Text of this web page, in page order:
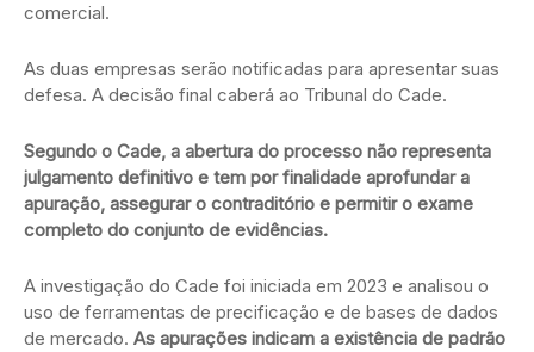
comercial.
As duas empresas serão notificadas para apresentar suas
defesa. A decisão final caberá ao Tribunal do Cade.
Segundo o Cade, a abertura do processo não representa
julgamento definitivo e tem por finalidade aprofundar a
apuração, assegurar o contraditório e permitir o exame
completo do conjunto de evidências.
A investigação do Cade foi iniciada em 2023 e analisou o
uso de ferramentas de precificação e de bases de dados
de mercado. As apurações indicam a existência de padrão